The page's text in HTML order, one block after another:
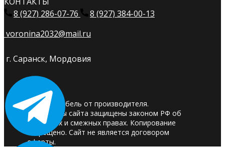
8 (927) 286-07-76
8 (927) 384-00-13
voronina2032@mail.ru
г. Саранск, Мордовия
© 2025. Мебель от производителя.
Материалы сайта защищены законом РФ об
авторских и смежных правах. Копирование
запрещено. Сайт не является договором
оферты.